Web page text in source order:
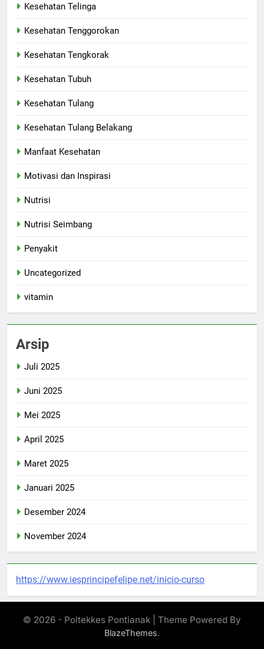
Kesehatan Telinga
Kesehatan Tenggorokan
Kesehatan Tengkorak
Kesehatan Tubuh
Kesehatan Tulang
Kesehatan Tulang Belakang
Manfaat Kesehatan
Motivasi dan Inspirasi
Nutrisi
Nutrisi Seimbang
Penyakit
Uncategorized
vitamin
Arsip
Juli 2025
Juni 2025
Mei 2025
April 2025
Maret 2025
Januari 2025
Desember 2024
November 2024
https://www.iesprincipefelipe.net/inicio-curso
© 2026 - Poltekkes Pontianak | Theme Powered By
BlazeThemes.